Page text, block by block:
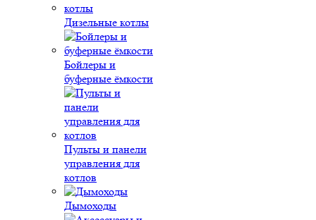
Дизельные котлы
Бойлеры и
буферные ёмкости
Пульты и панели
управления для
котлов
Дымоходы